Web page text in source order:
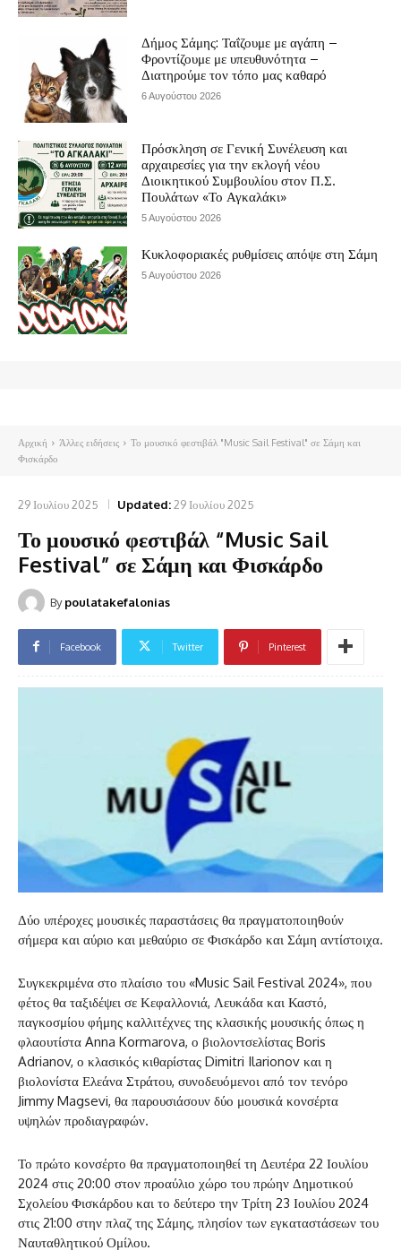
Δήμος Σάμης: Ταΐζουμε με αγάπη –
Φροντίζουμε με υπευθυνότητα –
Διατηρούμε τον τόπο μας καθαρό
6 Αυγούστου 2026
Πρόσκληση σε Γενική Συνέλευση και
αρχαιρεσίες για την εκλογή νέου
Διοικητικού Συμβουλίου στον Π.Σ.
Πουλάτων «Το Αγκαλάκι»
5 Αυγούστου 2026
Κυκλοφοριακές ρυθμίσεις απόψε στη Σάμη
5 Αυγούστου 2026